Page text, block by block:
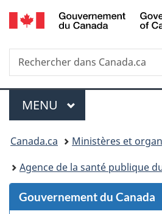
au
des
au
à
Au
du
à
Recherche
Rechercher
dans
Menu
MENU PRINCIPAL
Vous
êtes
ici :
Canada.ca
Ministères et
Agence de la santé publique
Gouvernement du Canada